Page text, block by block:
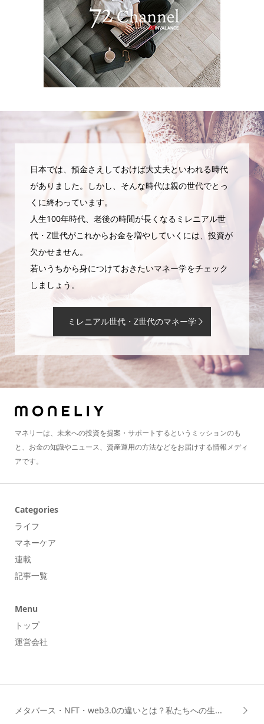
日本では、預金さえしておけば大丈夫といわれる時代
がありました。しかし、そんな時代は親の世代でとっ
くに終わっています。
人生100年時代、老後の時間が長くなるミレニアル世
代・Z世代がこれからお金を増やしていくには、投資が
欠かせません。
若いうちから身につけておきたいマネー学をチェック
しましょう。
ミレニアル世代・Z世代のマネー学
マネリーは、未来への投資を提案・サポートするというミッションのも
と、お金の知識やニュース、資産運用の方法などをお届けする情報メディ
アです。
Categories
ライフ
マネーケア
連載
記事一覧
Menu
トップ
運営会社
メタバース・NFT・web3.0の違いとは？私たちへの生...